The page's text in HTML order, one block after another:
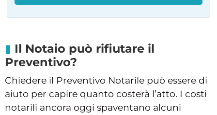
Il Notaio può rifiutare il
Preventivo?
Chiedere il Preventivo Notarile può essere di
aiuto per capire quanto costerà l’atto. I costi
notarili ancora oggi spaventano alcuni